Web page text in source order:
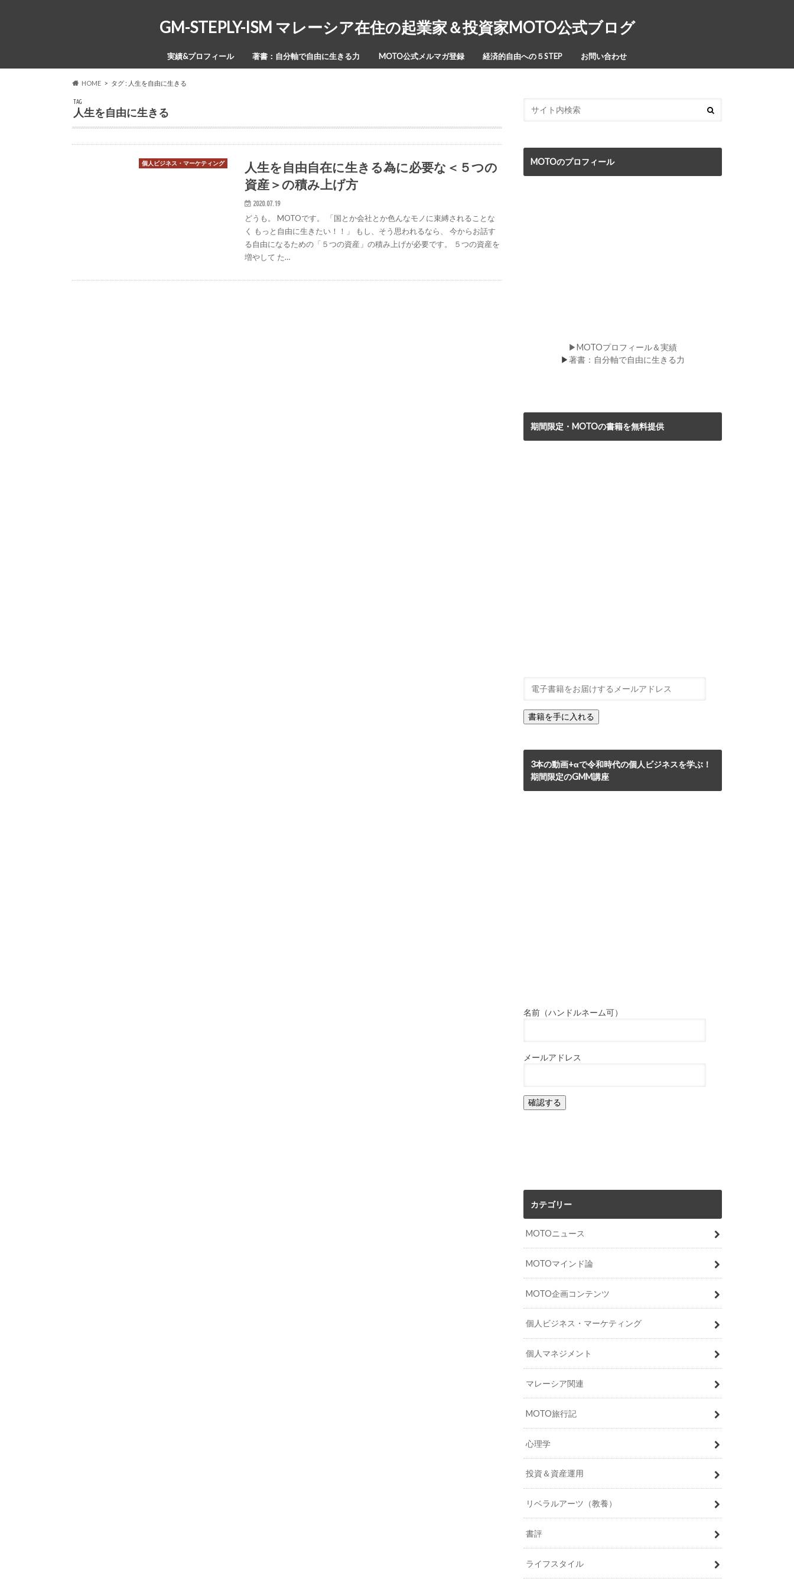
GM-STEPLY-ISM マレーシア在住の起業家＆投資家MOTO公式ブログ
実績&プロフィール 著書：自分軸で自由に生きる力 MOTO公式メルマガ登録 経済的自由への５STEP お問い合わせ
HOME タグ : 人生を自由に生きる
TAG
人生を自由に生きる
個人ビジネス・マーケティング
人生を自由自在に生きる為に必要な＜５つの
資産＞の積み上げ方
2020.07.19
どうも。 MOTOです。 「国とか会社とか色んなモノに束縛されることな
く もっと自由に生きたい！！」 もし、そう思われるなら、 今からお話す
る自由になるための「５つの資産」の積み上げが必要です。 ５つの資産を
増やして た…
MOTOのプロフィール
▶MOTOプロフィール＆実績
▶著書：自分軸で自由に生きる力
期間限定・MOTOの書籍を無料提供
3本の動画+αで令和時代の個人ビジネスを学ぶ！
期間限定のGMM講座
名前（ハンドルネーム可）
メールアドレス
カテゴリー
MOTOニュース
MOTOマインド論
MOTO企画コンテンツ
個人ビジネス・マーケティング
個人マネジメント
マレーシア関連
MOTO旅行記
心理学
投資＆資産運用
リベラルアーツ（教養）
書評
ライフスタイル